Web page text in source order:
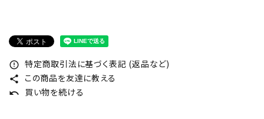
error_outline 特定商取引法に基づく表記 (返品など)
share この商品を友達に教える
undo 買い物を続ける